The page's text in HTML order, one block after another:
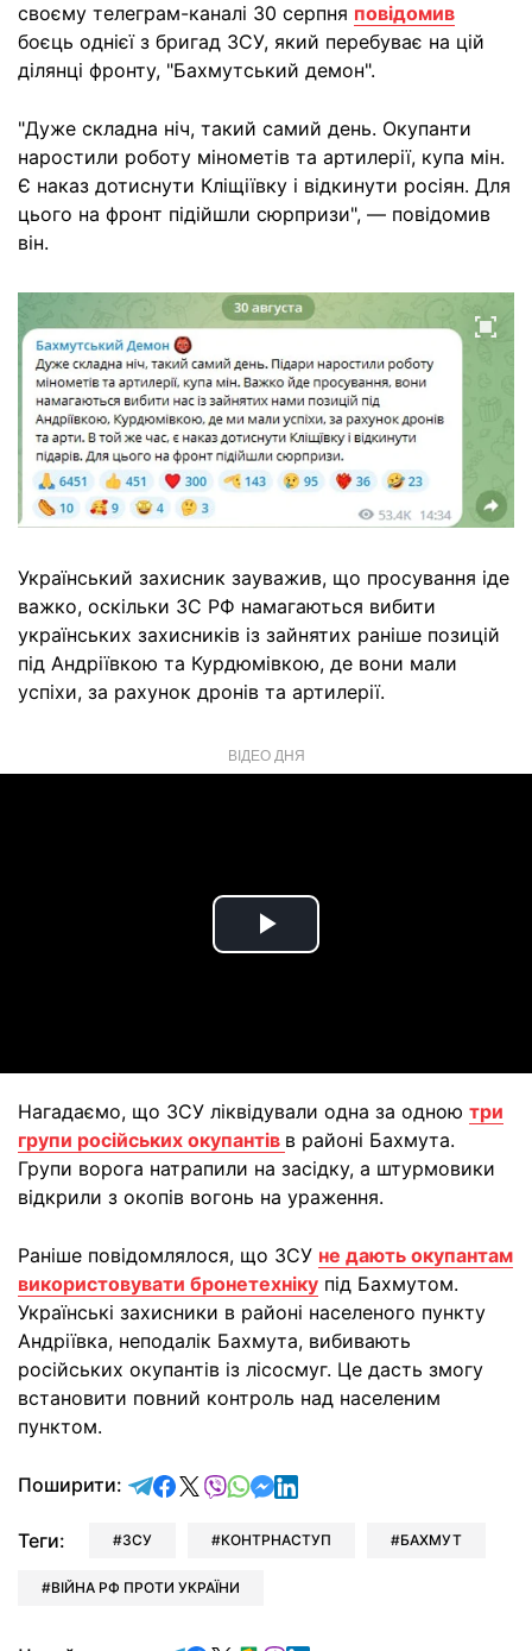
своєму телеграм-каналі 30 серпня повідомив
боєць однієї з бригад ЗСУ, який перебуває на цій
ділянці фронту, "Бахмутський демон".
"Дуже складна ніч, такий самий день. Окупанти
наростили роботу мінометів та артилерії, купа мін.
Є наказ дотиснути Кліщіївку і відкинути росіян. Для
цього на фронт підійшли сюрпризи", — повідомив
він.
Український захисник зауважив, що просування іде
важко, оскільки ЗС РФ намагаються вибити
українських захисників із зайнятих раніше позицій
під Андріївкою та Курдюмівкою, де вони мали
успіхи, за рахунок дронів та артилерії.
ВІДЕО ДНЯ
Play
Нагадаємо, що ЗСУ ліквідували одна за одною три
групи російських окупантів в районі Бахмута.
Групи ворога натрапили на засідку, а штурмовики
відкрили з окопів вогонь на ураження.
Раніше повідомлялося, що ЗСУ не дають окупантам
використовувати бронетехніку під Бахмутом.
Українські захисники в районі населеного пункту
Андріївка, неподалік Бахмута, вибивають
російських окупантів із лісосмуг. Це дасть змогу
встановити повний контроль над населеним
пунктом.
Поширити: відправити у Telegram
поділитись у Facebook
поділитись у X
відправити у Viber
відправити у Whatsapp
відправити у Messenger
відправити у LinkedIn
Теги: ЗСУ КОНТРНАСТУП БАХМУТ
ВІЙНА РФ ПРОТИ УКРАЇНИ